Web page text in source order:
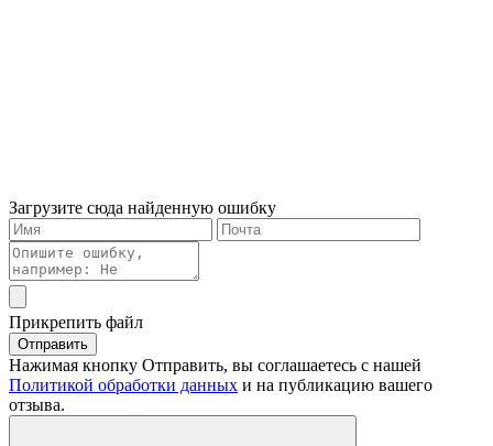
Загрузите сюда найденную ошибку
Прикрепить файл
Отправить
Нажимая кнопку Отправить, вы соглашаетесь с нашей
Политикой обработки данных и на публикацию вашего
отзыва.